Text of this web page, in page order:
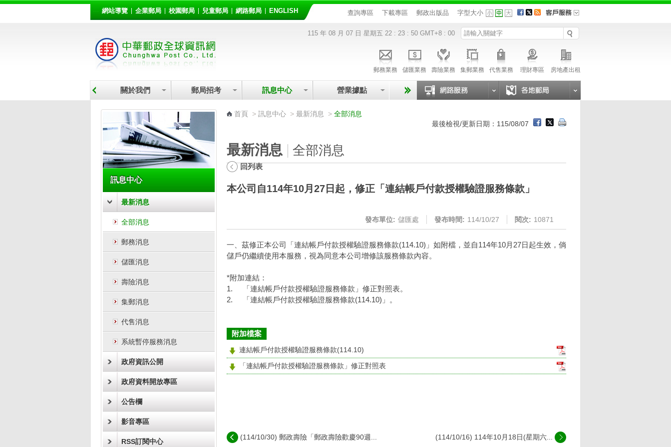
網站導覽 企業郵局 校園郵局 兒童郵局 網路郵局 ENGLISH 查詢專區 下載專區 郵政出版品 字型大小
115 年 08 月 07 日 星期五 22 : 23 : 50 GMT+8 : 00
郵務業務 儲匯業務 壽險業務 集郵業務 代售業務 理財專區 房地產出租
關於我們 郵局招考 訊息中心
營業據點
訊息中心
最新消息
全部消息
郵務消息
儲匯消息
壽險消息
集郵消息
代售消息
系統暫停服務消息
政府資訊公開
政府資料開放專區
公告欄
影音專區
RSS訂閱中心
首頁 > 訊息中心 > 最新消息 > 全部消息
最後檢視/更新日期：115/08/07
最新消息 全部消息
回列表
本公司自114年10月27日起，修正「連結帳戶付款授權驗證服務條款」
發布單位: 儲匯處 發布時間: 114/10/27 閱次: 10871
一、茲修正本公司「連結帳戶付款授權驗證服務條款(114.10)」如附檔，並自114年10月27日起生效，倘
儲戶仍繼續使用本服務，視為同意本公司增修該服務條款內容。
*附加連結：
1.
「連結帳戶付款授權驗證服務條款」修正對照表。
2.
「連結帳戶付款授權驗證服務條款(114.10)」。
附加檔案
連結帳戶付款授權驗證服務條款(114.10)
「連結帳戶付款授權驗證服務條款」修正對照表
(114/10/30) 郵政壽險「郵政壽險歡慶90週... (114/10/16) 114年10月18日(星期六...